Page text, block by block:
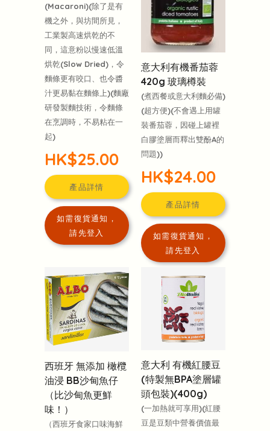
(Macaroni)(除了是有
機之外，與坊間所見，
工業製高速烘乾的不
同，這意粉以慢速低溫
烘乾(Slow Dried)，令
麵條更有咬口、也令醬
汁更易黏在麵條上)(麵廠
研發製麵技術，令麵條
在烹調時，不易粘在一
起)
HK$25.00
產品詳情
如需復貨通知，
請先登入
意大利有機番茄蓉
420g 玻璃樽裝
(煮西餐或意大利麵必備)
(超方便)(不會遇上用罐
裝番茄蓉，因碰上罐裡
白膠塗層而釋出雙酚A的
問題))
HK$24.00
產品詳情
如需復貨通知，
請先登入
西班牙 無添加 橄欖
油浸 BB沙甸魚仔
（比沙甸魚更鮮
味！）
（西班牙食家口味海鮮
意大利 有機紅腰豆
(特製無BPA塗層罐
頭包裝)(400g)
(一加熱就可享用)(紅腰
豆是豆類中營養價值最